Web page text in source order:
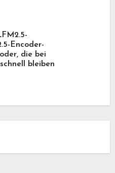
Encoder-
die bei
bleiben